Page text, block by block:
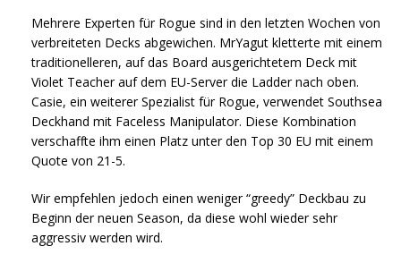
Mehrere Experten für Rogue sind in den letzten Wochen von
verbreiteten Decks abgewichen. MrYagut kletterte mit einem
traditionelleren, auf das Board ausgerichtetem Deck mit
Violet Teacher auf dem EU-Server die Ladder nach oben.
Casie, ein weiterer Spezialist für Rogue, verwendet Southsea
Deckhand mit Faceless Manipulator. Diese Kombination
verschaffte ihm einen Platz unter den Top 30 EU mit einem
Quote von 21-5.
Wir empfehlen jedoch einen weniger “greedy” Deckbau zu
Beginn der neuen Season, da diese wohl wieder sehr
aggressiv werden wird.